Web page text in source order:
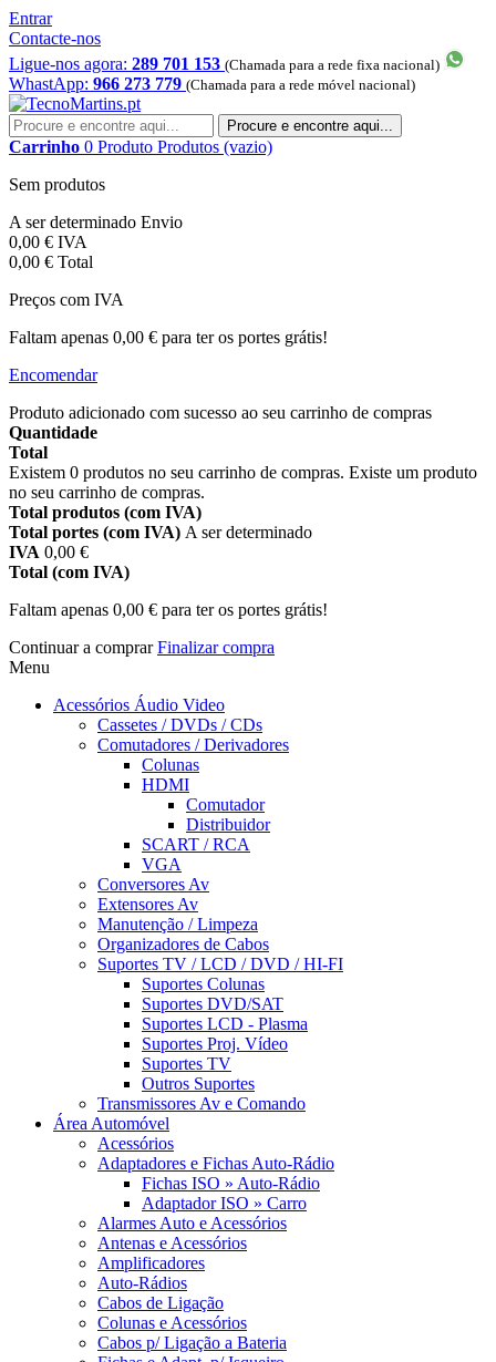
Entrar
Contacte-nos
Ligue-nos agora: 289 701 153 (Chamada para a rede fixa nacional)
WhastApp: 966 273 779 (Chamada para a rede móvel nacional)
Procure e encontre aqui...
Carrinho 0 Produto Produtos (vazio)
Sem produtos
A ser determinado Envio
0,00 € IVA
0,00 € Total
Preços com IVA
Faltam apenas 0,00 € para ter os portes grátis!
Encomendar
Produto adicionado com sucesso ao seu carrinho de compras
Quantidade
Total
Existem 0 produtos no seu carrinho de compras. Existe um produto
no seu carrinho de compras.
Total produtos (com IVA)
Total portes (com IVA) A ser determinado
IVA 0,00 €
Total (com IVA)
Faltam apenas 0,00 € para ter os portes grátis!
Continuar a comprarFinalizar compra
Menu
Acessórios Áudio Video
Cassetes / DVDs / CDs
Comutadores / Derivadores
Colunas
HDMI
Comutador
Distribuidor
SCART / RCA
VGA
Conversores Av
Extensores Av
Manutenção / Limpeza
Organizadores de Cabos
Suportes TV / LCD / DVD / HI-FI
Suportes Colunas
Suportes DVD/SAT
Suportes LCD - Plasma
Suportes Proj. Vídeo
Suportes TV
Outros Suportes
Transmissores Av e Comando
Área Automóvel
Acessórios
Adaptadores e Fichas Auto-Rádio
Fichas ISO » Auto-Rádio
Adaptador ISO » Carro
Alarmes Auto e Acessórios
Antenas e Acessórios
Amplificadores
Auto-Rádios
Cabos de Ligação
Colunas e Acessórios
Cabos p/ Ligação a Bateria